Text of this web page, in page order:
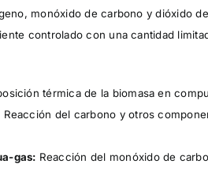
monóxido de carbono y dióxido
controlado con una cantidad
térmica de la biomasa en
Reacción del carbono y otros
gas: Reacción del monóxido de